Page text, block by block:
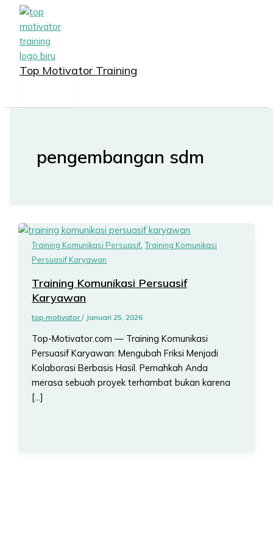
Lewati
konten
Top Motivator Training
MENU
pengembangan sdm
Training Komunikasi Persuasif,Training Komunikasi
Persuasif Karyawan
Training Komunikasi Persuasif
Karyawan
top motivator/ Januari 25, 2026
Top-Motivator.com — Training Komunikasi
Persuasif Karyawan: Mengubah Friksi Menjadi
Kolaborasi Berbasis Hasil. Pernahkah Anda
merasa sebuah proyek terhambat bukan karena
[…]